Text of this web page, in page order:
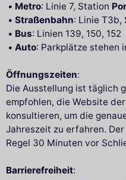
Metro: Linie 7, Station
Straßenbahn: Linie T3b,
Bus: Linien 139, 150, 152
Auto: Parkplätze stehen
Öffnungszeiten:
Die Ausstellung ist täglich
empfohlen, die Website
konsultieren, um die
Jahreszeit zu erfahren.
Regel 30 Minuten vor
Barrierefreiheit: